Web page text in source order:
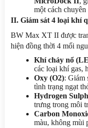
một cách
II. Giám sát 4 loại khí
BW Max XT II được
hiện đồng thời 4 mối
Khí cháy nổ
các loại khí gas,
Oxy (O2): Giám
tình trạng ngạt
Hydrogen
trưng trong môi
Carbon
màu, không mùi